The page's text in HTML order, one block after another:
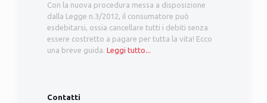
Con la nuova procedura messa a disposizione
dalla Legge n.3/2012, il consumatore può
esdebitarsi, ossia cancellare tutti i debiti senza
essere costretto a pagare per tutta la vita! Ecco
una breve guida. Leggi tutto...
Contatti